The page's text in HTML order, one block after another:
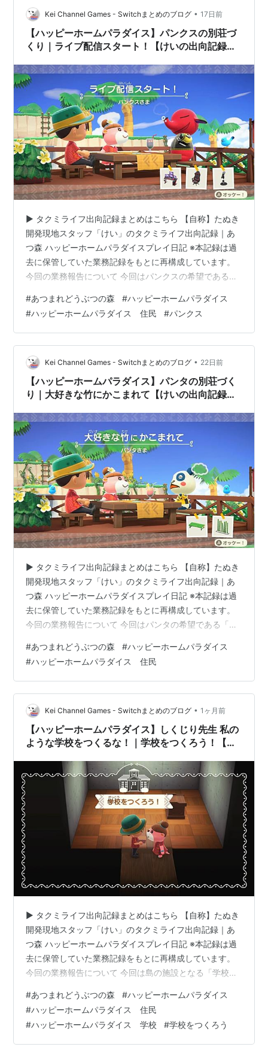
具は以下のもので、配置はこのようになりました。 アン
ティークなベッド（室内に配…
Kei Channel Games - Switchまとめのブログ • 17日前
【ハッピーホームパラダイス】パンクスの別荘づ
くり｜ライブ配信スタート！【けいの出向記録
▶ タクミライフ出向記録まとめはこちら 【自称】たぬき
開発現地スタッフ「けい」のタクミライフ出向記録｜あ
つ森 ハッピーホームパラダイスプレイ日記 ※本記録は過
去に保管していた業務記録をもとに再構成しています。
今回の業務報告について 今回はパンクスの希望である
を進めています。 今回の業務報告では、 別荘をつくる場
所にＥ－４を選択した理由。 指定家具が１か所に集まる
テーマのレイアウトの考え方。 完成後に感じた改善点。
などを紹介します。 今回、指定された家具は以下のもの
で、配置はこのようになりました。 ゲーミングデスク
（室内に配置） ゲーミングチ…
#あつまれどうぶつの森 #ハッピーホームパラダイス
#ハッピーホームパラダイス 住民 #パンクス
Kei Channel Games - Switchまとめのブログ • 22日前
【ハッピーホームパラダイス】パンタの別荘づく
り｜大好きな竹にかこまれて【けいの出向記録
▶ タクミライフ出向記録まとめはこちら 【自称】たぬき
開発現地スタッフ「けい」のタクミライフ出向記録｜あ
つ森 ハッピーホームパラダイスプレイ日記 ※本記録は過
去に保管していた業務記録をもとに再構成しています。
今回の業務報告について 今回はパンタの希望である「大
進めています。 今回の業務報告では、 お客様に「パン
タ」を選んだ理由。 別荘をつくる場所にＤ－２を選択し
た理由。 指定家具である「竹」を主役にしたレイアウト
の考え方。 完成後に感じた改善点。 などを紹介します。
今回、指定された家具は以下のもので、配置はこのよう
になりました。 たけのベン…
#あつまれどうぶつの森 #ハッピーホームパラダイス
#ハッピーホームパラダイス 住民
Kei Channel Games - Switchまとめのブログ • 1ヶ月前
【ハッピーホームパラダイス】しくじり先生 私の
ような学校をつくるな！｜学校をつくろう！【け
▶ タクミライフ出向記録まとめはこちら 【自称】たぬき
開発現地スタッフ「けい」のタクミライフ出向記録｜あ
つ森 ハッピーホームパラダイスプレイ日記 ※本記録は過
去に保管していた業務記録をもとに再構成しています。
今回の業務報告について 今回は島の施設となる「学校を
す。 今回の業務報告では、 初めての施設である学校を作
る流れ。 指定家具の個数を考えた「少人数で気軽に学べ
る場所」という考え方。 おひろめムービーを観て、初め
て気が付いた「しくじり」ポイント などを紹介します。
#あつまれどうぶつの森 #ハッピーホームパラダイス
#ハッピーホームパラダイス 住民
#ハッピーホームパラダイス 学校 #学校をつくろう